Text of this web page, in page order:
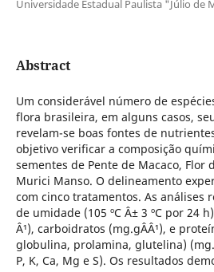
Universidade Estadual Paulista "Júlio de
Abstract
Um considerável número de
flora brasileira, em alguns casos,
revelam-se boas fontes de
objetivo verificar a composição
sementes de Pente de Macaco, Flor
Murici Manso. O delineamento
com cinco tratamentos. As análises
de umidade (105 ºC Â± 3 ºC por 24
Â¹), carboidratos (mg.gÂ­Â¹), e
globulina, prolamina, glutelina)
P, K, Ca, Mg e S). Os resultados